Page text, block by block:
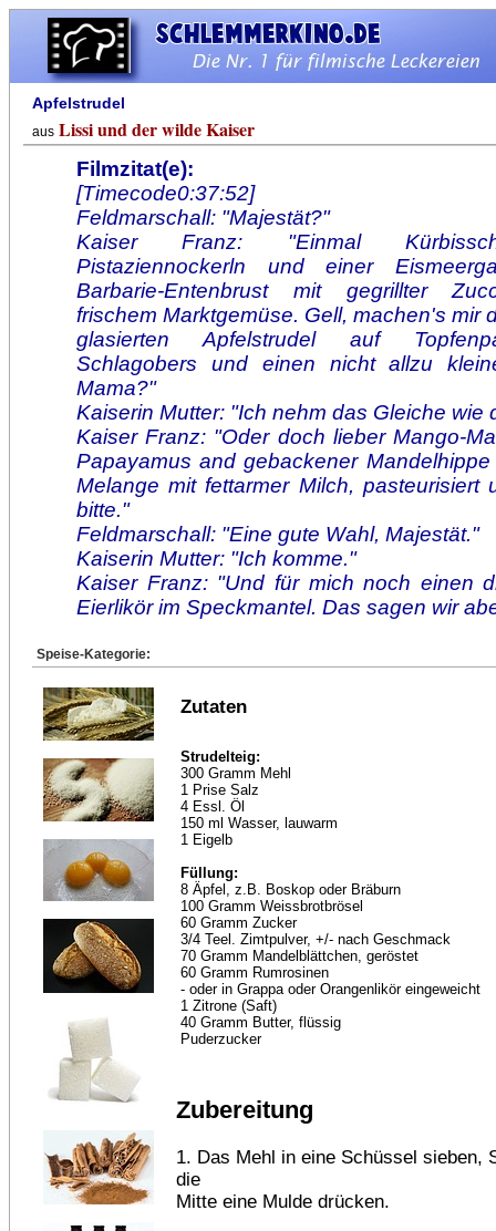
Apfelstrudel
aus Lissi und der wilde Kaiser
Filmzitat(e):
[Timecode0:37:52]
Feldmarschall: "Majestät?"
Kaiser Franz: "Einmal
Pistaziennockerln und einer
Barbarie-Entenbrust mit gegrillter
frischem Marktgemüse. Gell, machen's mir
glasierten Apfelstrudel auf
Schlagobers und einen nicht allzu
Mama?"
Kaiserin Mutter: "Ich nehm das Gleiche wie
Kaiser Franz: "Oder doch lieber Mango-
Papayamus and gebackener
Melange mit fettarmer Milch, pasteurisiert
bitte."
Feldmarschall: "Eine gute Wahl, Majestät."
Kaiserin Mutter: "Ich komme."
Kaiser Franz: "Und für mich noch einen
Eierlikör im Speckmantel. Das sagen wir
Speise-Kategorie:
Zutaten
Strudelteig:
300 Gramm Mehl
1 Prise Salz
4 Essl. Öl
150 ml Wasser, lauwarm
1 Eigelb
Füllung:
8 Äpfel, z.B. Boskop oder Bräburn
100 Gramm Weissbrotbrösel
60 Gramm Zucker
3/4 Teel. Zimtpulver, +/- nach Geschmack
70 Gramm Mandelblättchen, geröstet
60 Gramm Rumrosinen
- oder in Grappa oder Orangenlikör eingeweicht
1 Zitrone (Saft)
40 Gramm Butter, flüssig
Puderzucker
Zubereitung
1. Das Mehl in eine Schüssel sieben,
die
Mitte eine Mulde drücken.